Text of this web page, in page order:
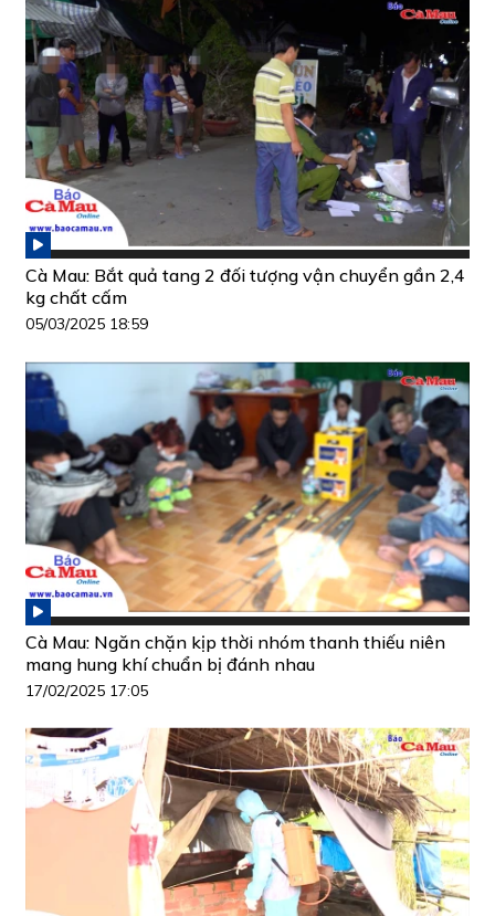
Cà Mau: Bắt quả tang 2 đối tượng vận chuyển gần 2,4
kg chất cấm
05/03/2025 18:59
Cà Mau: Ngăn chặn kịp thời nhóm thanh thiếu niên
mang hung khí chuẩn bị đánh nhau
17/02/2025 17:05